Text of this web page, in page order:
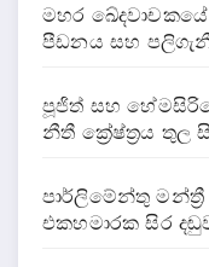
මහර ඛේදවාචකයේ
පීඩනය සහ
පූජිත් සහ
නීතී ක්‍රේෂ්ත්‍රය තුල
පාර්ලිමේන්තු
එකහමාරක සිර